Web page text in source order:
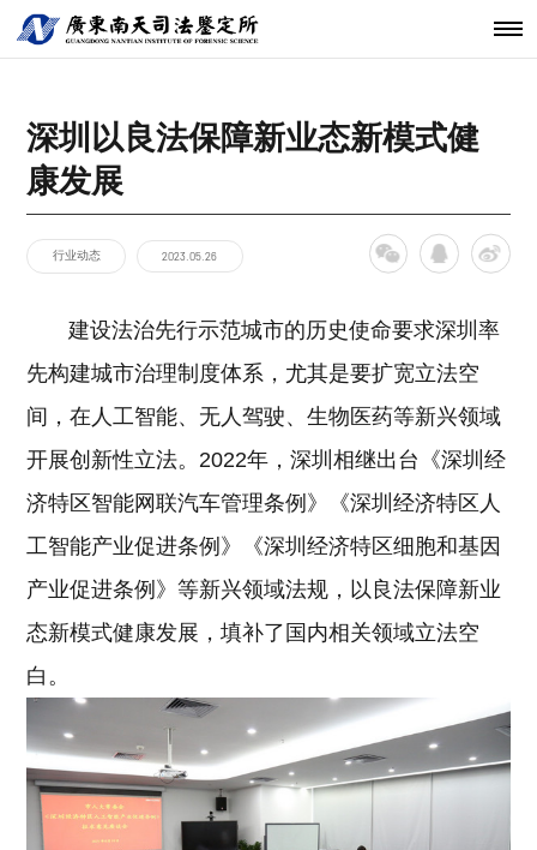
关于南天
发展历程
核心团队
科技研发
分支机构
鉴定服务
鉴定指南
法规标准
经典案例
物证类鉴定
声像资料类
新闻资讯
通知公告
行业动态
工程中心
开放课题
联系我们
深圳以良法保障新业态新模式健
康发展
行业动态 2023.05.26
建设法治先行示范城市的历史使命要求深圳率
先构建城市治理制度体系，尤其是要扩宽立法空
间，在人工智能、无人驾驶、生物医药等新兴领域
开展创新性立法。2022年，深圳相继出台《深圳经
济特区智能网联汽车管理条例》《深圳经济特区人
工智能产业促进条例》《深圳经济特区细胞和基因
产业促进条例》等新兴领域法规，以良法保障新业
态新模式健康发展，填补了国内相关领域立法空
白。